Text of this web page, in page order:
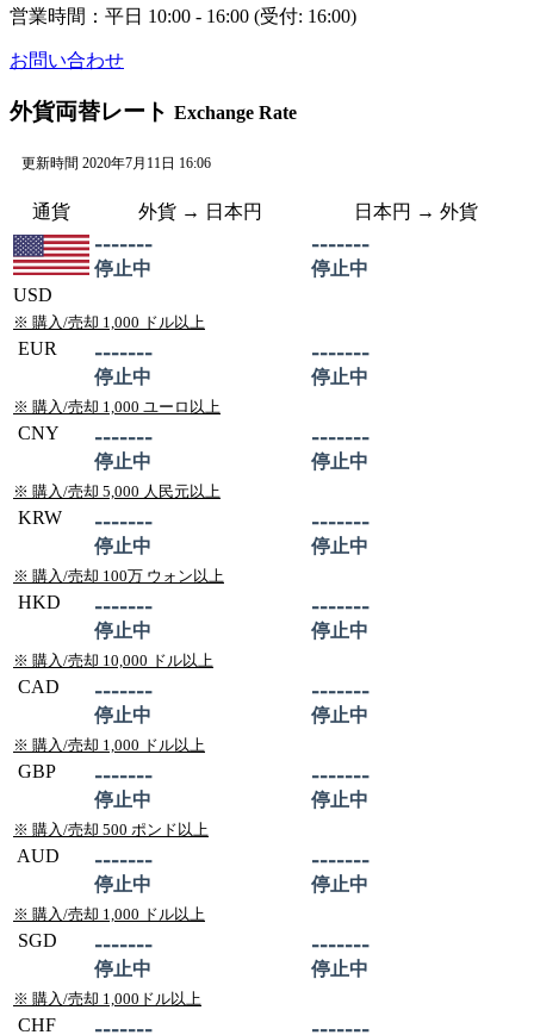
営業時間：平日 10:00 - 16:00 (受付: 16:00)
お問い合わせ
外貨両替レート Exchange Rate
更新時間 2020年7月11日 16:06
通貨 外貨 → 日本円 日本円 → 外貨
USD
-------
停止中
-------
停止中
※ 購入/売却 1,000 ドル以上
EUR -------
停止中
-------
停止中
※ 購入/売却 1,000 ユーロ以上
CNY -------
停止中
-------
停止中
※ 購入/売却 5,000 人民元以上
KRW -------
停止中
-------
停止中
※ 購入/売却 100万 ウォン以上
HKD -------
停止中
-------
停止中
※ 購入/売却 10,000 ドル以上
CAD -------
停止中
-------
停止中
※ 購入/売却 1,000 ドル以上
GBP -------
停止中
-------
停止中
※ 購入/売却 500 ポンド以上
AUD -------
停止中
-------
停止中
※ 購入/売却 1,000 ドル以上
SGD -------
停止中
-------
停止中
※ 購入/売却 1,000ドル以上
CHF ------- -------